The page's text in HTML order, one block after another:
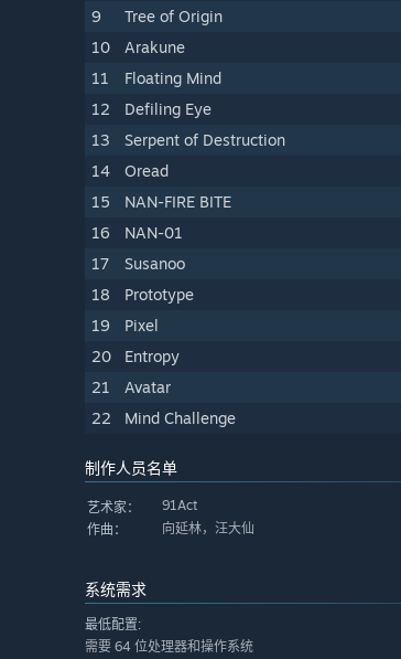
9
Tree of Origin
10
Arakune
11
Floating Mind
12
Defiling Eye
13
Serpent of Destruction
14
Oread
15
NAN-FIRE BITE
16
NAN-01
17
Susanoo
18
Prototype
19
Pixel
20
Entropy
21
Avatar
22
Mind Challenge
制作人员名单
艺术家： 91Act
作曲： 向延林，汪大仙
系统需求
最低配置:
需要 64 位处理器和操作系统